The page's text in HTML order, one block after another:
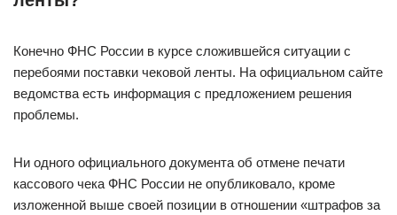
Конечно ФНС России в курсе сложившейся ситуации с
перебоями поставки чековой ленты. На официальном сайте
ведомства есть информация с предложением решения
проблемы.
Ни одного официального документа об отмене печати
кассового чека ФНС России не опубликовало, кроме
изложенной выше своей позиции в отношении «штрафов за